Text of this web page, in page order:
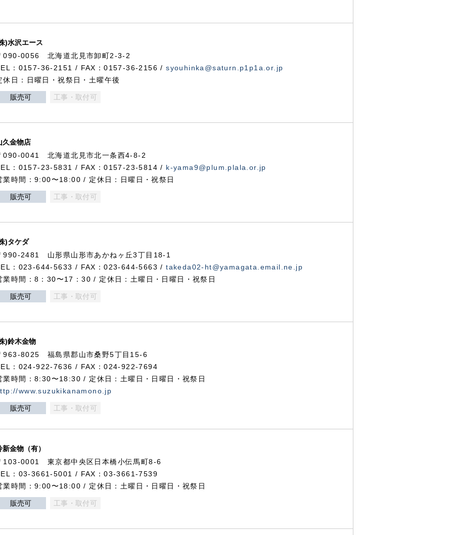
)水沢エース
090-0056 北海道北見市卸町2-3-2
：0157-36-2151 / FAX：0157-36-2156 /syouhinka@saturn.p1p1a.or.jp
休日：日曜日・祝祭日・土曜午後
販売可 工事・取付可
久金物店
090-0041 北海道北見市北一条西4-8-2
：0157-23-5831 / FAX：0157-23-5814 / k-yama9@plum.plala.or.jp
業時間：9:00〜18:00 / 定休日：日曜日・祝祭日
販売可 工事・取付可
)タケダ
990-2481 山形県山形市あかねヶ丘3丁目18-1
：023-644-5633 / FAX：023-644-5663 /takeda02-ht@yamagata.email.ne.jp
業時間：8：30〜17：30 / 定休日：土曜日・日曜日・祝祭日
販売可 工事・取付可
)鈴木金物
963-8025 福島県郡山市桑野5丁目15-6
：024-922-7636 / FAX：024-922-7694
業時間：8:30〜18:30 / 定休日：土曜日・日曜日・祝祭日
www.suzukikanamono.jp
販売可 工事・取付可
新金物（有）
103-0001 東京都中央区日本橋小伝馬町8-6
：03-3661-5001 / FAX：03-3661-7539
業時間：9:00〜18:00 / 定休日：土曜日・日曜日・祝祭日
販売可 工事・取付可